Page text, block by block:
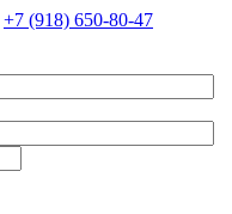
+7 (918) 650-80-47